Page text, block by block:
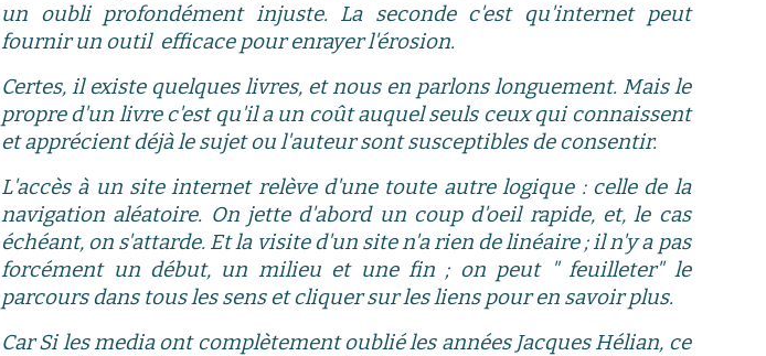
un oubli profondément injuste. La seconde c'est qu'internet peut
fournir un outil efficace pour enrayer l'érosion.
Certes, il existe quelques livres, et nous en parlons longuement. Mais le
propre d'un livre c'est qu'il a un coût auquel seuls ceux qui connaissent
et apprécient déjà le sujet ou l'auteur sont susceptibles de consentir.
L'accès à un site internet relève d'une toute autre logique : celle de la
navigation aléatoire. On jette d'abord un coup d'oeil rapide, et, le cas
échéant, on s'attarde. Etla visite d'un site n'a rien de linéaire ; il n'y a pas
forcément un début, un milieu et une fin ; on peut " feuilleter" le
parcours dans tous les sens et cliquersur les liens pour en savoir plus.
Car Si les media ont complètement oublié les années Jacques Hélian, ce